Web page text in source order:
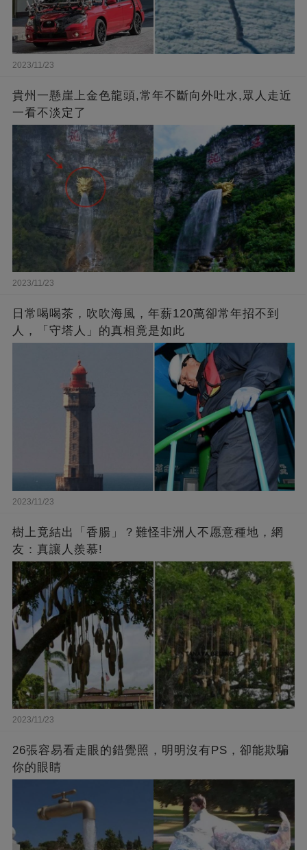
2023/11/23
貴州一懸崖上金色龍頭,常年不斷向外吐水,眾人走近
一看不淡定了
2023/11/23
日常喝喝茶，吹吹海風，年薪120萬卻常年招不到
人，「守塔人」的真相竟是如此
2023/11/23
樹上竟結出「香腸」？難怪非洲人不愿意種地，網
友：真讓人羨慕!
2023/11/23
26張容易看走眼的錯覺照，明明沒有PS，卻能欺騙
你的眼睛